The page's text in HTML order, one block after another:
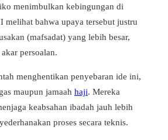
menimbulkan kebingungan di
melihat bahwa upaya tersebut justru
(mafsadat) yang lebih besar,
persoalan.
menghentikan penyebaran ide ini,
maupun jamaah haji. Mereka
keabsahan ibadah jauh lebih
proses secara teknis.